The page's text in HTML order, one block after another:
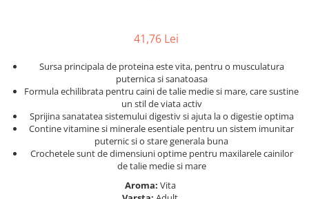
Dulciuri
Bauturi alcoolice
Produse curatare bucatarie
Detergent vase
Solutii suprafete bucatarie
Saci menajeri
Bureti vase si lavete
Folii si pungi alimentare
Prosoape de hartie si servetele
Balsam de par
Tratamente si masca de par
Vopsea de par si oxidant
Fixativ si spuma de par
Ceara de par si gel
Produse ingrijire barba si mustata
41,76 Lei
Sursa principala de proteina este vita, pentru o musculatura
puternica si sanatoasa
Formula echilibrata pentru caini de talie medie si mare, care sustine
un stil de viata activ
Sprijina sanatatea sistemului digestiv si ajuta la o digestie optima
Contine vitamine si minerale esentiale pentru un sistem imunitar
puternic si o stare generala buna
Crochetele sunt de dimensiuni optime pentru maxilarele cainilor
de talie medie si mare
Aroma: Vita